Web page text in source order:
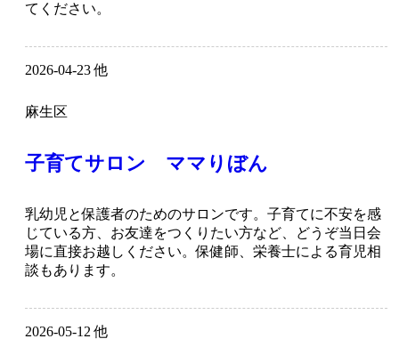
てください。
2026-04-23 他
麻生区
子育てサロン ママりぼん
乳幼児と保護者のためのサロンです。子育てに不安を感
じている方、お友達をつくりたい方など、どうぞ当日会
場に直接お越しください。保健師、栄養士による育児相
談もあります。
2026-05-12 他